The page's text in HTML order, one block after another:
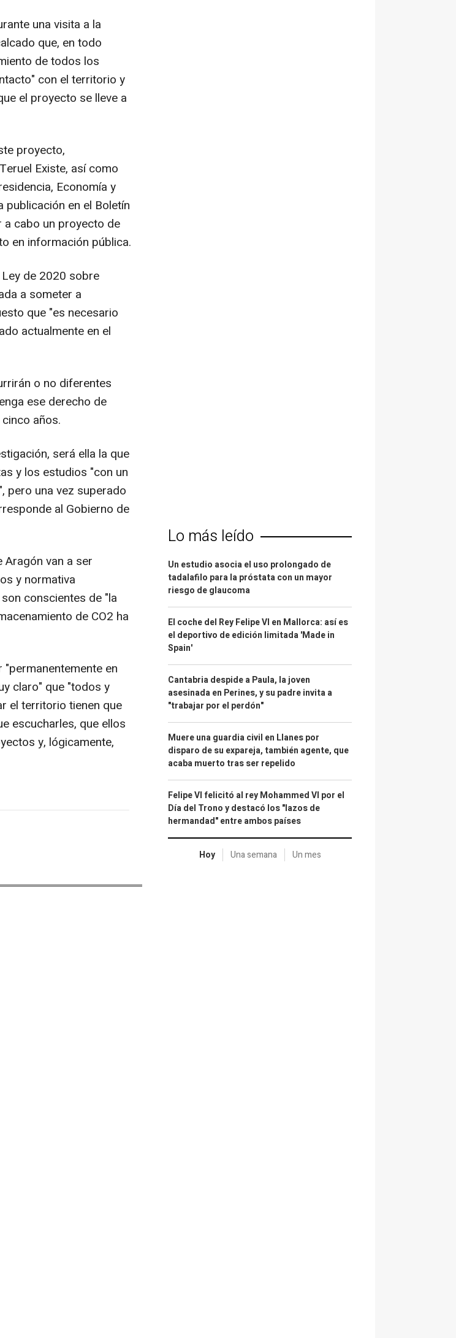
una visita a la
que, en todo
de todos los
con el territorio y
el proyecto se lleve a
proyecto,
Existe, así como
Economía y
en el Boletín
a cabo un proyecto de
en información pública.
de 2020 sobre
a someter a
que "es necesario
actualmente en el
o no diferentes
ese derecho de
años.
será ella la que
y los estudios "con un
pero una vez superado
al Gobierno de
Aragón van a ser
y normativa
conscientes de "la
de CO2 ha
en
claro" que "todos y
el territorio tienen que
escucharles, que ellos
y, lógicamente,
Lo más leído
Un estudio asocia el uso prolongado de
tadalafilo para la próstata con un mayor
riesgo de glaucoma
El coche del Rey Felipe VI en Mallorca: así es
el deportivo de edición limitada 'Made in
Spain'
Cantabria despide a Paula, la joven
asesinada en Perines, y su padre invita a
"trabajar por el perdón"
Muere una guardia civil en Llanes por
disparo de su expareja, también agente, que
acaba muerto tras ser repelido
Felipe VI felicitó al rey Mohammed VI por el
Día del Trono y destacó los "lazos de
hermandad" entre ambos países
Hoy Una semana Un mes